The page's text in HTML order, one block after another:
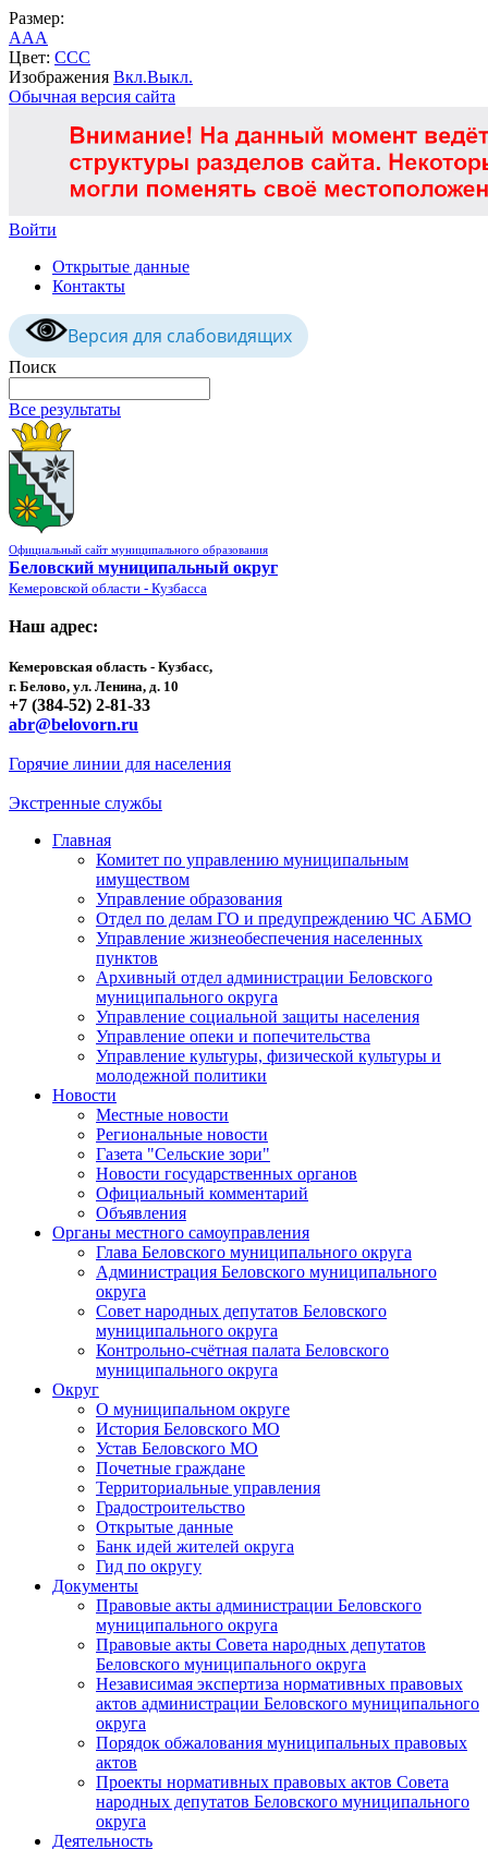
Размер:
AAA
Цвет: CCC
Изображения Вкл.Выкл.
Обычная версия сайта
Войти
Открытые данные
Контакты
Версия для слабовидящих
Поиск
Все результаты
Официальный сайт муниципального образования
Беловский муниципальный округ
Кемеровской области - Кузбасса
Наш адрес:
Кемеровская область - Кузбасс,
г. Белово, ул. Ленина, д. 10
+7 (384-52) 2-81-33
abr@belovorn.ru
Горячие линии для населения
Экстренные службы
Главная
Комитет по управлению муниципальным
имуществом
Управление образования
Отдел по делам ГО и предупреждению ЧС АБМО
Управление жизнеобеспечения населенных
пунктов
Архивный отдел администрации Беловского
муниципального округа
Управление социальной защиты населения
Управление опеки и попечительства
Управление культуры, физической культуры и
молодежной политики
Новости
Местные новости
Региональные новости
Газета "Сельские зори"
Новости государственных органов
Официальный комментарий
Объявления
Органы местного самоуправления
Глава Беловского муниципального округа
Администрация Беловского муниципального
округа
Совет народных депутатов Беловского
муниципального округа
Контрольно-счётная палата Беловского
муниципального округа
Округ
О муниципальном округе
История Беловского МО
Устав Беловского МО
Почетные граждане
Территориальные управления
Градостроительство
Открытые данные
Банк идей жителей округа
Гид по округу
Документы
Правовые акты администрации Беловского
муниципального округа
Правовые акты Совета народных депутатов
Беловского муниципального округа
Независимая экспертиза нормативных правовых
актов администрации Беловского муниципального
округа
Порядок обжалования муниципальных правовых
актов
Проекты нормативных правовых актов Совета
народных депутатов Беловского муниципального
округа
Деятельность